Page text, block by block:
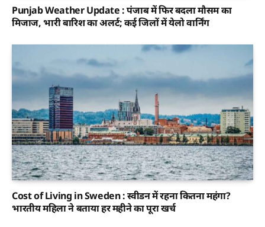
Punjab Weather Update : पंजाब में फिर बदला मौसम का
मिजाज, भारी बारिश का अलर्ट; कई जिलों में येलो वार्निंग
Cost of Living in Sweden : स्वीडन में रहना कितना महंगा?
भारतीय महिला ने बताया हर महीने का पूरा खर्च